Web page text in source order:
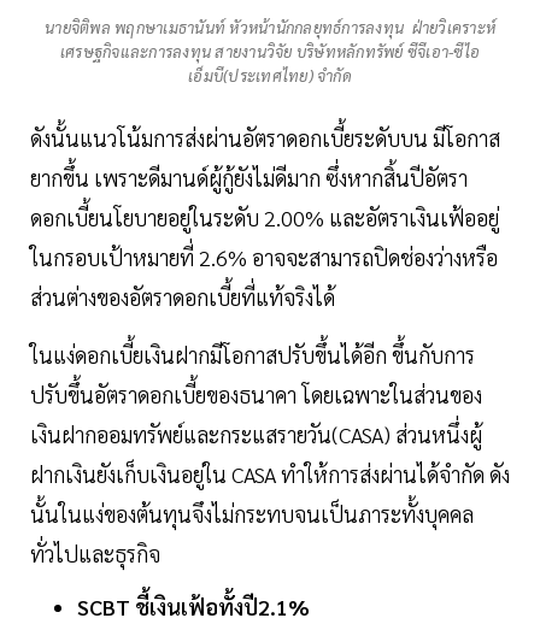
นายจิติพล พฤกษาเมธานันท์ หัวหน้านักกลยุทธ์การลงทุน ฝ่ายวิเคราะห์
เศรษฐกิจและการลงทุน สายงานวิจัย บริษัทหลักทรัพย์ ซีจีเอา-ซีไอ
เอ็มบี(ประเทศไทย) จำกัด
ดังนั้นแนวโน้มการส่งผ่านอัตราดอกเบี้ยระดับบน มีโอกาส
ยากขึ้น เพราะดีมานด์ผู้กู้ยังไม่ดีมาก ซึ่งหากสิ้นปีอัตรา
ดอกเบี้ยนโยบายอยู่ในระดับ 2.00% และอัตราเงินเฟ้ออยู่
ในกรอบเป้าหมายที่ 2.6% อาจจะสามารถปิดช่องว่างหรือ
ส่วนต่างของอัตราดอกเบี้ยที่แท้จริงได้
ในแง่ดอกเบี้ยเงินฝากมีโอกาสปรับขึ้นได้อีก ขึ้นกับการ
ปรับขึ้นอัตราดอกเบี้ยของธนาคา โดยเฉพาะในส่วนของ
เงินฝากออมทรัพย์และกระแสรายวัน(CASA) ส่วนหนึ่งผู้
ฝากเงินยังเก็บเงินอยู่ใน CASA ทำให้การส่งผ่านได้จำกัด ดัง
นั้นในแง่ของต้นทุนจึงไม่กระทบจนเป็นภาระทั้งบุคคล
ทั่วไปและธุรกิจ
SCBT ชี้เงินเฟ้อทั้งปี2.1%